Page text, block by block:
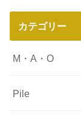
カテゴリー
M・A・O
Pile